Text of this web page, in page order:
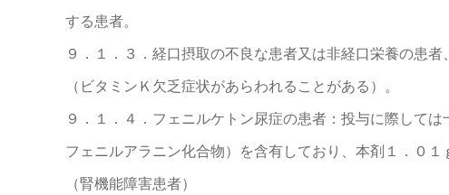
する患者。
９．１．３．経口摂取の不良な患者又は非経口栄養の患
（ビタミンＫ欠乏症状があらわれることがある）。
９．１．４．フェニルケトン尿症の患者：投与に際して
フェニルアラニン化合物）を含有しており、本剤１．０１
（腎機能障害患者）